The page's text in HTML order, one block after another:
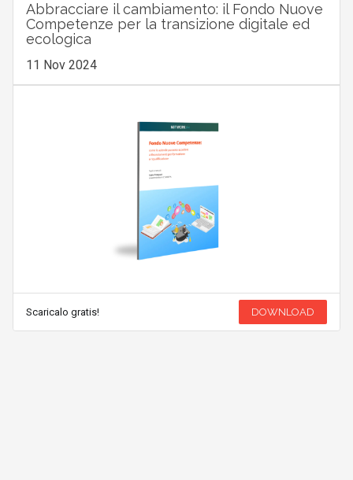
Abbracciare il cambiamento: il Fondo Nuove
Competenze per la transizione digitale ed
ecologica
11 Nov 2024
Scaricalo gratis! DOWNLOAD